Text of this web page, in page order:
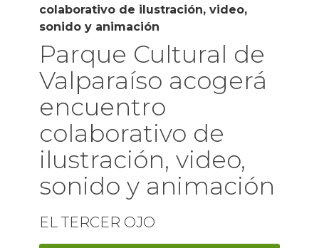
colaborativo de ilustración, video,
sonido y animación
Parque Cultural de
Valparaíso acogerá
encuentro
colaborativo de
ilustración, video,
sonido y animación
EL TERCER OJO